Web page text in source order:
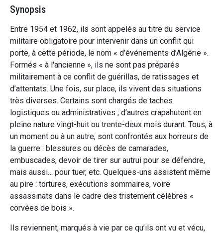
Synopsis
Entre 1954 et 1962, ils sont appelés au titre du service
militaire obligatoire pour intervenir dans un conflit qui
porte, à cette période, le nom « d’événements d’Algérie ».
Formés « à l'ancienne », ils ne sont pas préparés
militairement à ce conflit de guérillas, de ratissages et
d’attentats. Une fois, sur place, ils vivent des situations
très diverses. Certains sont chargés de taches
logistiques ou administratives ; d’autres crapahutent en
pleine nature vingt-huit ou trente-deux mois durant. Tous, à
un moment ou à un autre, sont confrontés aux horreurs de
la guerre : blessures ou décès de camarades,
embuscades, devoir de tirer sur autrui pour se défendre,
mais aussi… pour tuer, etc. Quelques-uns assistent même
au pire : tortures, exécutions sommaires, voire
assassinats dans le cadre des tristement célèbres «
corvées de bois ».
Ils reviennent, marqués à vie par ce qu’ils ont vu et vécu,